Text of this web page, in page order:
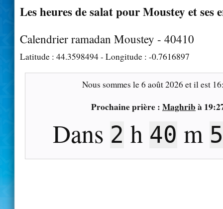
Les heures de salat pour Moustey et ses
Calendrier ramadan Moustey - 40410
Latitude : 44.3598494- Longitude : -0.7616897
Nous sommes le6 août 2026 et il est
Prochaine prière : Maghrib à
Dans 2 h 40 m